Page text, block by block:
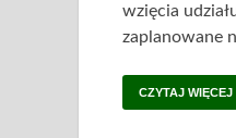
wzięcia
zaplanowane
CZYTAJ WIĘCEJ